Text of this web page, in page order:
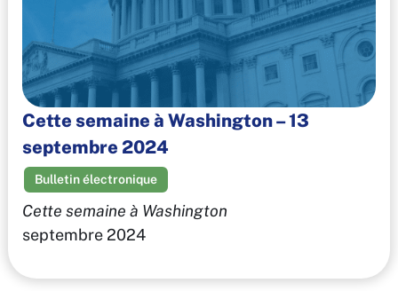
Cette semaine à Washington – 13
septembre 2024
Bulletin électronique
Cette semaine à Washington
septembre 2024